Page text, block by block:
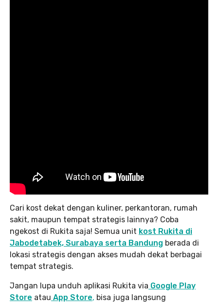
Cari kost dekat dengan kuliner, perkantoran, rumah
sakit, maupun tempat strategis lainnya? Coba
ngekost di Rukita saja! Semua unit kost Rukita di
Jabodetabek, Surabaya serta Bandung berada di
lokasi strategis dengan akses mudah dekat berbagai
tempat strategis.
Jangan lupa unduh aplikasi Rukita via Google Play
Store atau App Store, bisa juga langsung